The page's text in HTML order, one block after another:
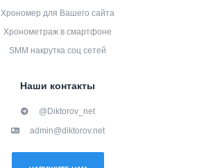
Хрономер для Вашего сайта
Хронометраж в смартфоне
SMM накрутка соц сетей
Наши контакты
@Diktorov_net
admin@diktorov.net